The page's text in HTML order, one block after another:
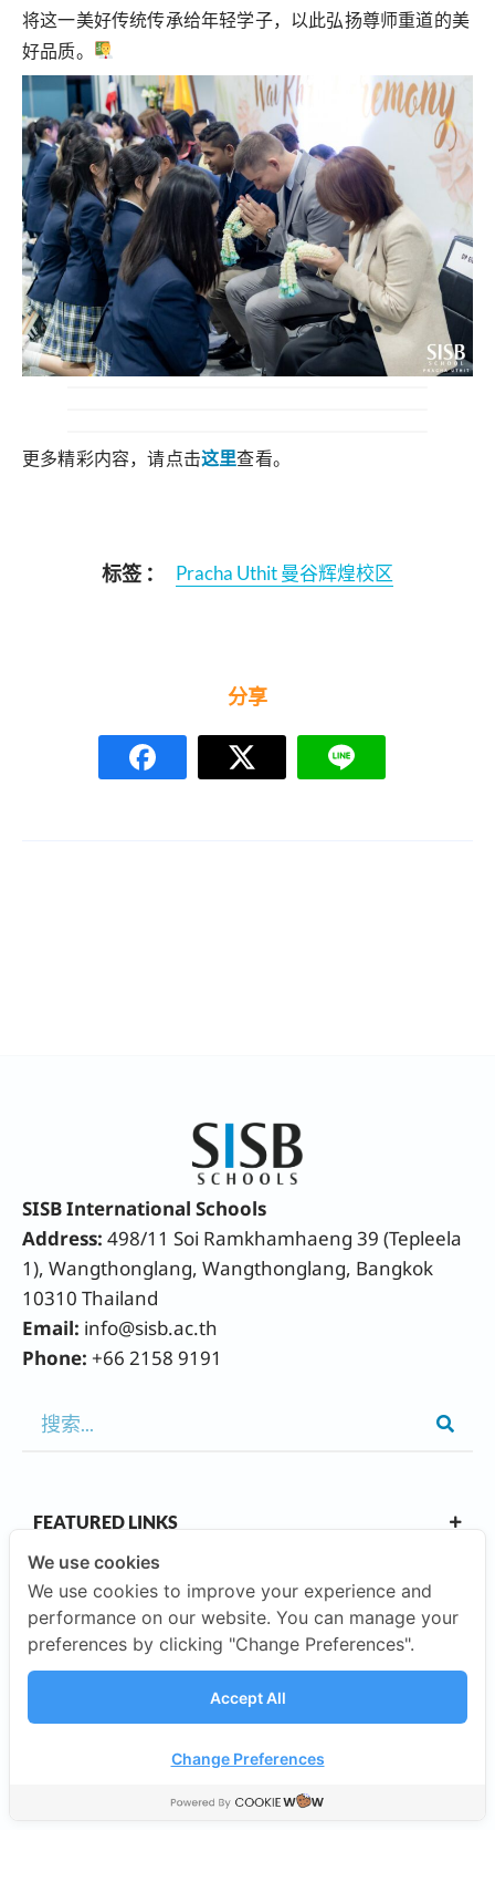
将这一美好传统传承给年轻学子，以此弘扬尊师重道的美
好品质。
更多精彩内容，请点击这里查看。
标签 ： Pracha Uthit 曼谷辉煌校区
分享
SISB International Schools
Address:498/11 Soi Ramkhamhaeng 39 (Tepleela
1), Wangthonglang, Wangthonglang, Bangkok
10310 Thailand
Email: info@sisb.ac.th
Phone: +66 2158 9191
FEATURED LINKS
OUR CAMPUSES
We use cookies
We use cookies to improve your experience and
performance on our website. You can manage your
preferences by clicking "Change Preferences".
Accept All
Change Preferences